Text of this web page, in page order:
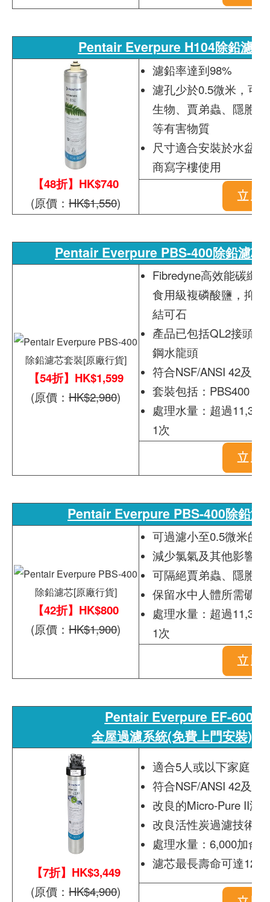
Pentair Everpure H104除鉛濾芯
【48折】HK$740
(原價： HK$1,550)
濾鉛率達到98%
濾孔少於0.5微米，可
生物、賈弟蟲、隱胞
等有害物質
尺寸適合安裝於水盆
商寫字樓使用
Pentair Everpure PBS-400除鉛濾芯
【54折】HK$1,599
(原價： HK$2,980)
Fibredyne高效能碳纖
食用級複磷酸鹽，抑
結可石
產品已包括QL2接頭 +
鋼水龍頭
符合NSF/ANSI 42及53
套裝包括：PBS400 枱
處理水量：超過
1次
Pentair Everpure PBS-400除鉛濾
【42折】HK$800
(原價： HK$1,900)
可過濾小至0.5微米的
減少氯氣及其他影響
可隔絕賈弟蟲、隱胞
保留水中人體所需礦
處理水量：超過
1次
Pentair Everpure EF-6000
全屋過濾系統(免費上門安裝)[
【7折】HK$3,449
(原價： HK$4,900)
適合5人或以下家庭
符合NSF/ANSI 42及
改良的Micro-Pure II濾
改良活性炭過濾技術
處理水量：6,000加侖
濾芯最長壽命可達12